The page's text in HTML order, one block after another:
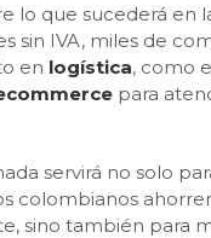
lo que sucederá en
sin IVA, miles de
en logística, como
para
servirá no solo
colombianos
sino también para